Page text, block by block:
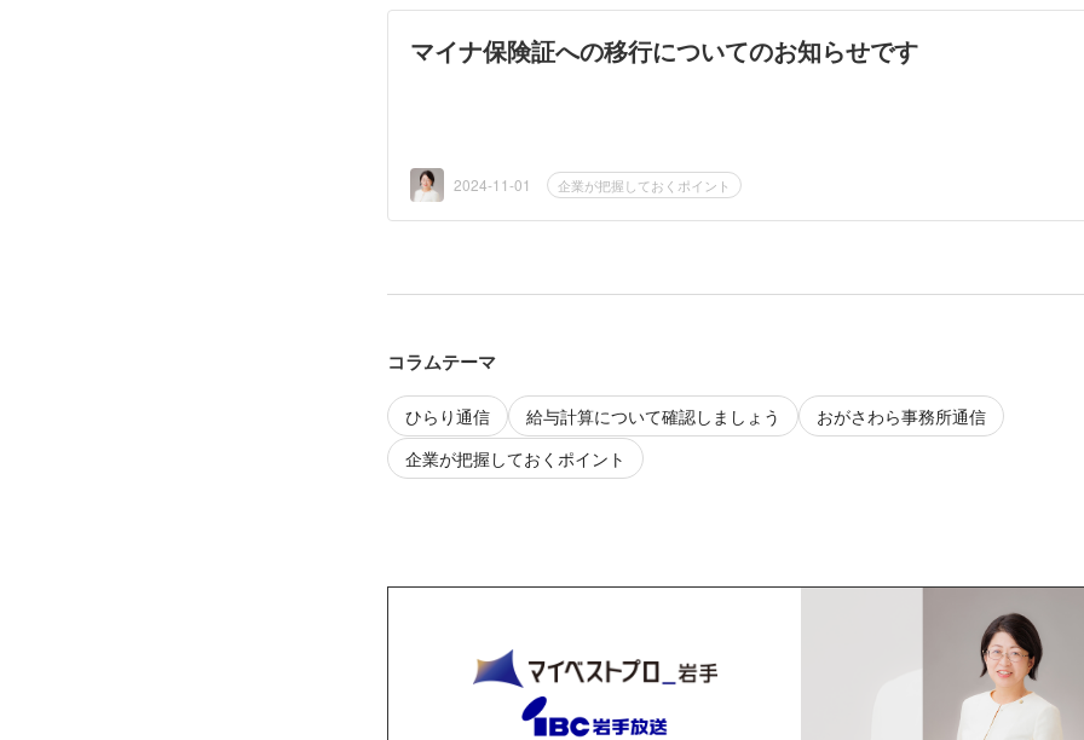
マイナ保険証への移行についてのお知らせです
2024-11-01 企業が把握しておくポイント
コラムテーマ
ひらり通信 給与計算について確認しましょう
おがさわら事務所通信
企業が把握しておくポイント